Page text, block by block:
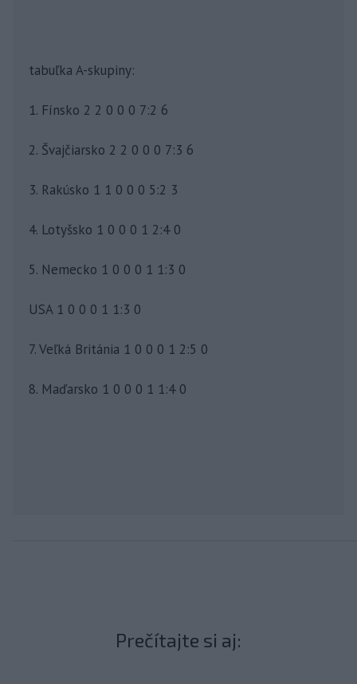
tabuľka A-skupiny:
1. Fínsko 2 2 0 0 0 7:2 6
2. Švajčiarsko 2 2 0 0 0 7:3 6
3. Rakúsko 1 1 0 0 0 5:2 3
4. Lotyšsko 1 0 0 0 1 2:4 0
5. Nemecko 1 0 0 0 1 1:3 0
USA 1 0 0 0 1 1:3 0
7. Veľká Británia 1 0 0 0 1 2:5 0
8. Maďarsko 1 0 0 0 1 1:4 0
Prečítajte si aj: